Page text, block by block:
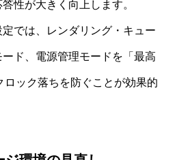
性が大きく向上します。
では、レンダリング・キュー
ド、電源管理モードを「最高
ック落ちを防ぐことが効果的